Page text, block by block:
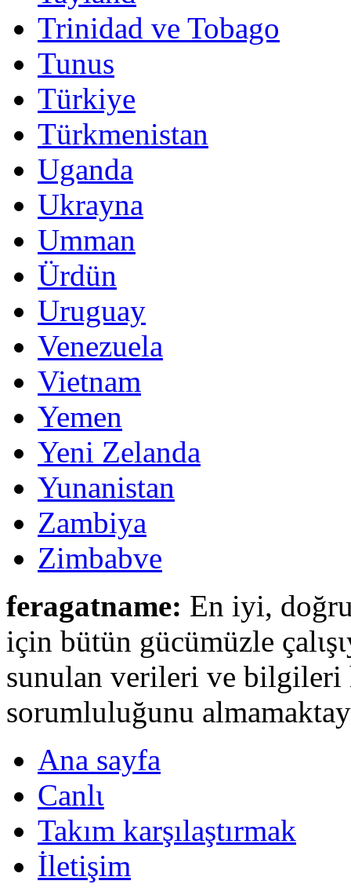
Trinidad ve Tobago
Tunus
Türkiye
Türkmenistan
Uganda
Ukrayna
Umman
Ürdün
Uruguay
Venezuela
Vietnam
Yemen
Yeni Zelanda
Yunanistan
Zambiya
Zimbabve
feragatname: En iyi,
için bütün gücümüzle
sunulan verileri ve bilgileri
sorumluluğunu
Ana sayfa
Canlι
Takım karşılaştırmak
İletişim